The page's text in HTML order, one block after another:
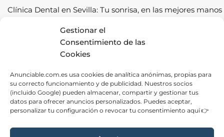
Gestionar el
Consentimiento de las
Cookies
Anunciable.com.es usa cookies de analítica anónimas, propias para
su correcto funcionamiento y de publicidad. Nuestros socios
(incluido Google) pueden almacenar, compartir y gestionar tus
datos para ofrecer anuncios personalizados. Puedes aceptar,
personalizar tu configuración o revocar tu consentimiento aquí 👉
Clínica Dental en Sevilla: Tu sonrisa, en las mejores manos
Cómo pasar la ITV a la primera: guía completa con
consejos prácticos
Los cereales sostenibles representan una oportunidad de
Fábrica de Canapés en Barcelona: La Mejor Opción para
tu Descanso
Las ventajas de contratar una empresa de alquiler de
carpas para tus eventos